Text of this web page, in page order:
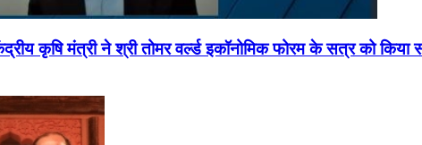
कृषि मंत्री ने श्री तोमर वर्ल्ड इकॉनोमिक फोरम के सत्र को किया